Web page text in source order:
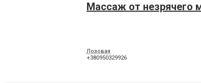
Массаж от незрячего
Лозовая
+380950329926